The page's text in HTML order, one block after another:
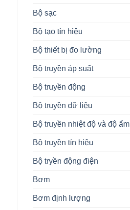
Bộ sạc
Bộ tạo tín hiệu
Bộ thiết bị đo lường
Bộ truyền áp suất
Bộ truyền động
Bộ truyền dữ liệu
Bộ truyền nhiệt độ và độ ẩm
Bộ truyền tín hiệu
Bộ tryền động điện
Bơm
Bơm định lượng